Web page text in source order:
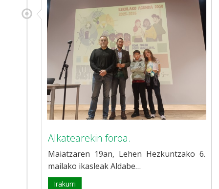
Alkatearekin foroa.
Maiatzaren 19an, Lehen Hezkuntzako 6.
mailako ikasleak Aldabe…
Irakurri